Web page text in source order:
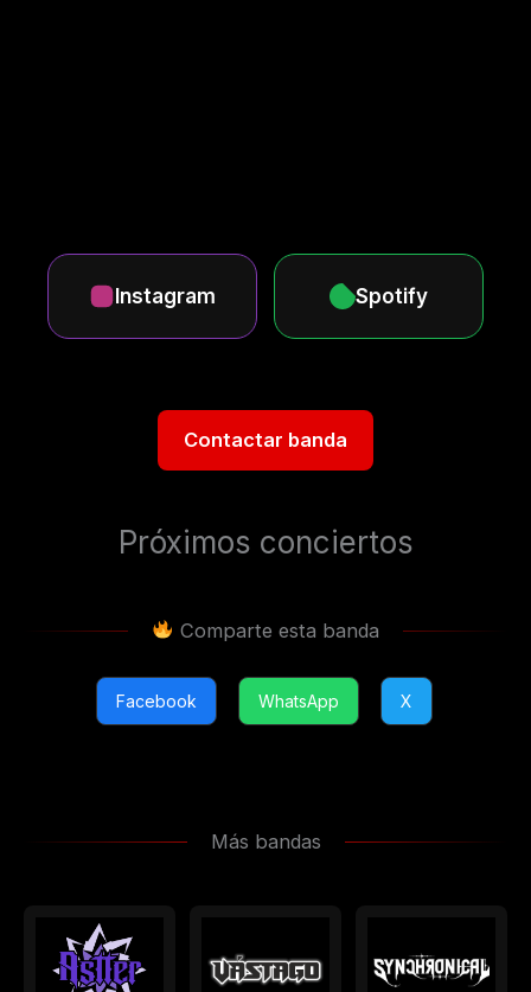
Instagram Spotify
Contactar banda
Próximos conciertos
Comparte esta banda
Facebook WhatsApp X
Más bandas